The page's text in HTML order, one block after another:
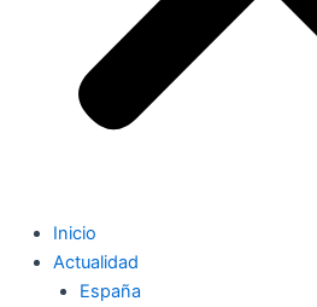
Inicio
Actualidad
España